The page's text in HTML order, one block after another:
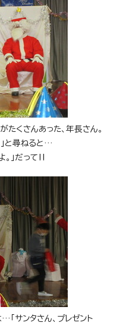
たくさんあった、年長さん。
と尋ねると…
。」だって‼
サンタさん、プレゼント